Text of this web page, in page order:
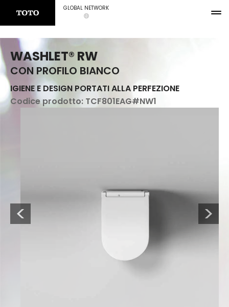
GLOBAL NETWORK
WASHLET® RW
CON PROFILO BIANCO
IGIENE E DESIGN PORTATI ALLA PERFEZIONE
Codice prodotto: TCF801EAG#NW1
Previous Next